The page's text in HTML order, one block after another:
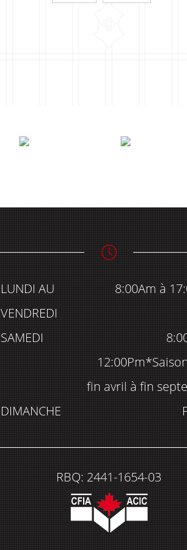
LUNDI AU
VENDREDI
8:00Am à
SAMEDI
fin avril à fin
DIMANCHE
RBQ: 2441-1654-03